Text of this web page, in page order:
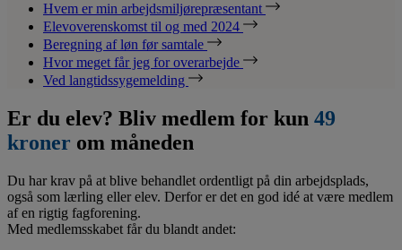
Hvem er min arbejdsmiljørepræsentant
Elevoverenskomst til og med 2024
Beregning af løn før samtale
Hvor meget får jeg for overarbejde
Ved langtidssygemelding
Er du elev? Bliv medlem for kun 49
kroner om måneden
Du har krav på at blive behandlet ordentligt på din arbejdsplads,
også som lærling eller elev. Derfor er det en god idé at være medlem
af en rigtig fagforening.
Med medlemsskabet får du blandt andet: